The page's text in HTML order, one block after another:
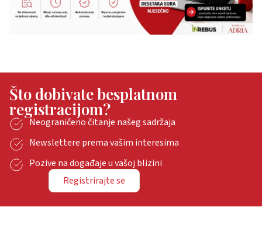
Što dobivate besplatnom
registracijom?
Neograničeno čitanje našeg sadržaja
Newslettere prema vašim interesima
Pozive na događaje u vašoj blizini
Registrirajte se